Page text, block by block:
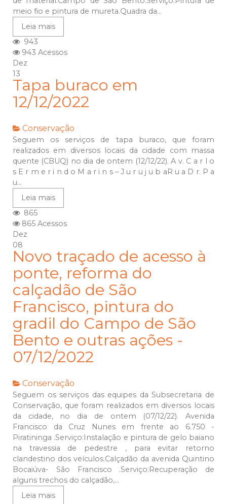
meio fio e pintura de mureta.Quadra da...
Leia mais
943
943 Acessos
Dez
13
Tapa buraco em
12/12/2022
Conservação
Seguem os serviços de tapa buraco, que foram
realizados em diversos locais da cidade com massa
quente (CBUQ) no dia de ontem (12/12/22). A v. C a r l o
s E r m e r i n d o M a r i n s – J u r u j u b aR u a D r. P a
u...
Leia mais
865
865 Acessos
Dez
08
Novo traçado de acesso à
ponte, reforma do
calçadão de São
Francisco, pintura do
gradil do Campo de São
Bento e outras ações -
07/12/2022
Conservação
Seguem os serviços das equipes da Subsecretaria de
Conservação, que foram realizados em diversos locais
da cidade, no dia de ontem (07/12/22). Avenida
Francisco da Cruz Nunes em frente ao 6.750 -
Piratininga .Serviço:Instalação e pintura de gelo baiano
na travessia de pedestre , para evitar retorno
clandestino dos veículos.Calçadão da avenida Quintino
Bocaiúva- São Francisco .Serviço:Recuperação de
alguns trechos do calçadão,...
Leia mais